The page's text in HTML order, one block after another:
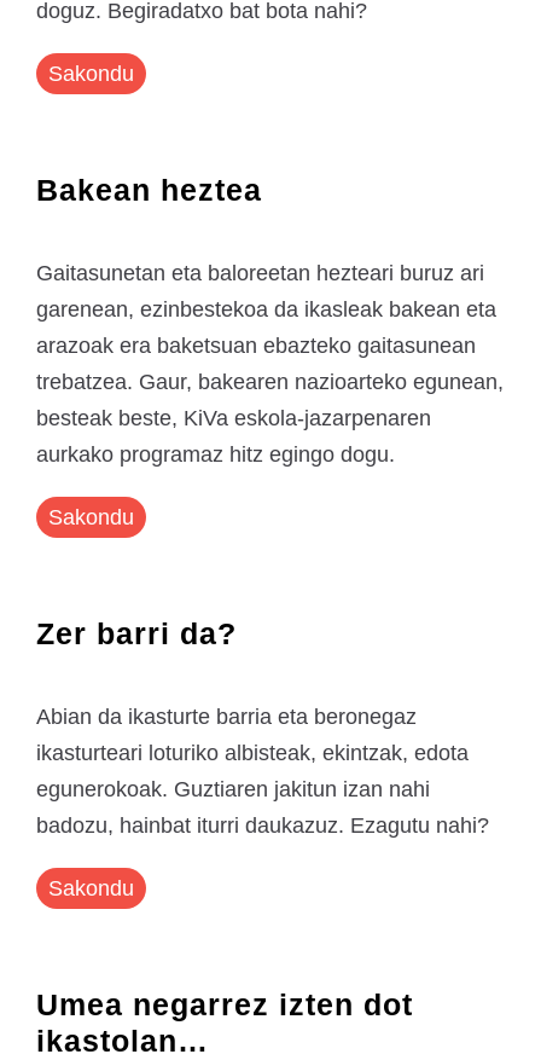
doguz. Begiradatxo bat bota nahi?
Sakondu
Bakean heztea
Gaitasunetan eta baloreetan hezteari buruz ari
garenean, ezinbestekoa da ikasleak bakean eta
arazoak era baketsuan ebazteko gaitasunean
trebatzea. Gaur, bakearen nazioarteko egunean,
besteak beste, KiVa eskola-jazarpenaren
aurkako programaz hitz egingo dogu.
Sakondu
Zer barri da?
Abian da ikasturte barria eta beronegaz
ikasturteari loturiko albisteak, ekintzak, edota
egunerokoak. Guztiaren jakitun izan nahi
badozu, hainbat iturri daukazuz. Ezagutu nahi?
Sakondu
Umea negarrez izten dot
ikastolan…